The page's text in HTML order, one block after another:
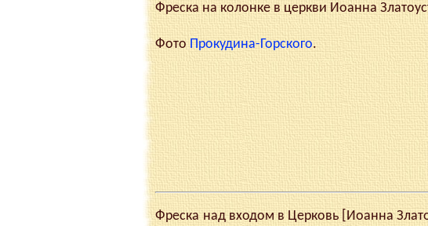
Фреска на колонке в церкви Иоанна
Фото Прокудина-Горского.
Фреска над входом в Церковь [Иоанна